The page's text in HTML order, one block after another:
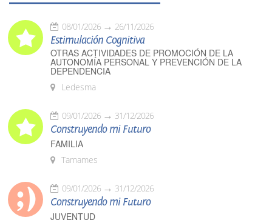
08/01/2026 26/11/2026
Estimulación Cognitiva
OTRAS ACTIVIDADES DE PROMOCIÓN DE LA
AUTONOMÍA PERSONAL Y PREVENCIÓN DE LA
DEPENDENCIA
Ledesma
09/01/2026 31/12/2026
Construyendo mi Futuro
FAMILIA
Tamames
09/01/2026 31/12/2026
Construyendo mi Futuro
JUVENTUD